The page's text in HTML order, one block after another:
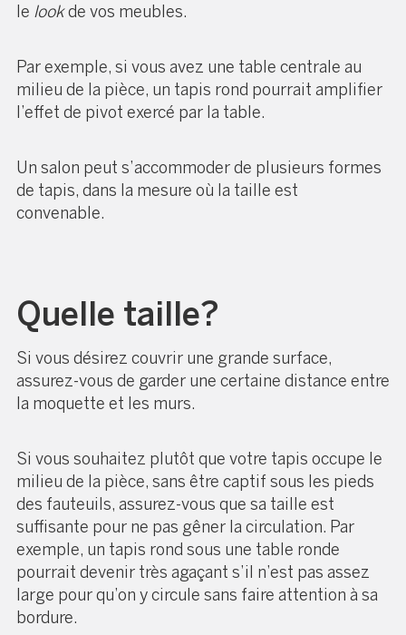
le lookde vos meubles.
Par exemple, si vous avez une table centrale au
milieu de la pièce, un tapis rond pourrait amplifier
l’effet de pivot exercé par la table.
Un salon peut s’accommoder de plusieurs formes
de tapis, dans la mesure où la taille est
convenable.
Quelle taille?
Si vous désirez couvrir une grande surface,
assurez-vous de garder une certaine distance entre
la moquette et les murs.
Si vous souhaitez plutôt que votre tapis occupe le
milieu de la pièce, sans être captif sous les pieds
des fauteuils, assurez-vous que sa taille est
suffisante pour ne pas gêner la circulation. Par
exemple, un tapis rond sous une table ronde
pourrait devenir très agaçant s’il n’est pas assez
large pour qu’on y circule sans faire attention à sa
bordure.